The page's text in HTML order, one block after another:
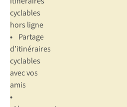
cyclables
hors ligne
• Partage
d’itinéraires
cyclables
avec vos
amis
•